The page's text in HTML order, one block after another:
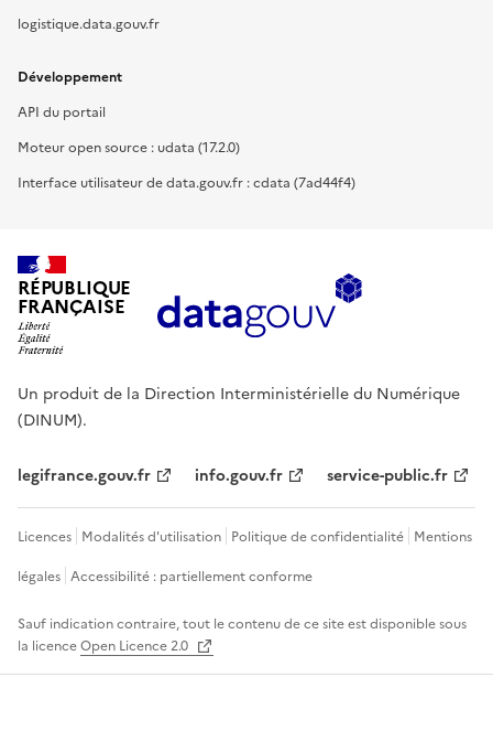
logistique.data.gouv.fr
Développement
API du portail
Moteur open source : udata (17.2.0)
Interface utilisateur de data.gouv.fr : cdata (7ad44f4)
RÉPUBLIQUE
FRANÇAISE
Un produit de la Direction Interministérielle du Numérique
(DINUM).
legifrance.gouv.fr info.gouv.fr service-public.fr
Licences Modalités d'utilisation Politique de confidentialité Mentions
légales Accessibilité : partiellement conforme
Sauf indication contraire, tout le contenu de ce site est disponible sous
la licenceOpen Licence 2.0